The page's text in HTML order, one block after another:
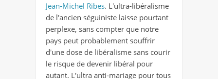
Jean-Michel Ribes. L'ultra-libéralisme
de l'ancien séguiniste laisse pourtant
perplexe, sans compter que notre
pays peut probablement souffrir
d'une dose de libéralisme sans courir
le risque de devenir libéral pour
autant. L'ultra anti-mariage pour tous